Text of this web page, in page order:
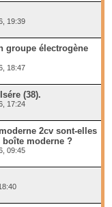
19:39
groupe électrogène
18:47
(38).
17:24
2cv sont-elles
moderne ?
09:45